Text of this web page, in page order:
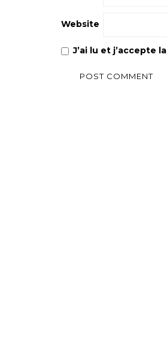
Website
J’ai lu et j’accepte la